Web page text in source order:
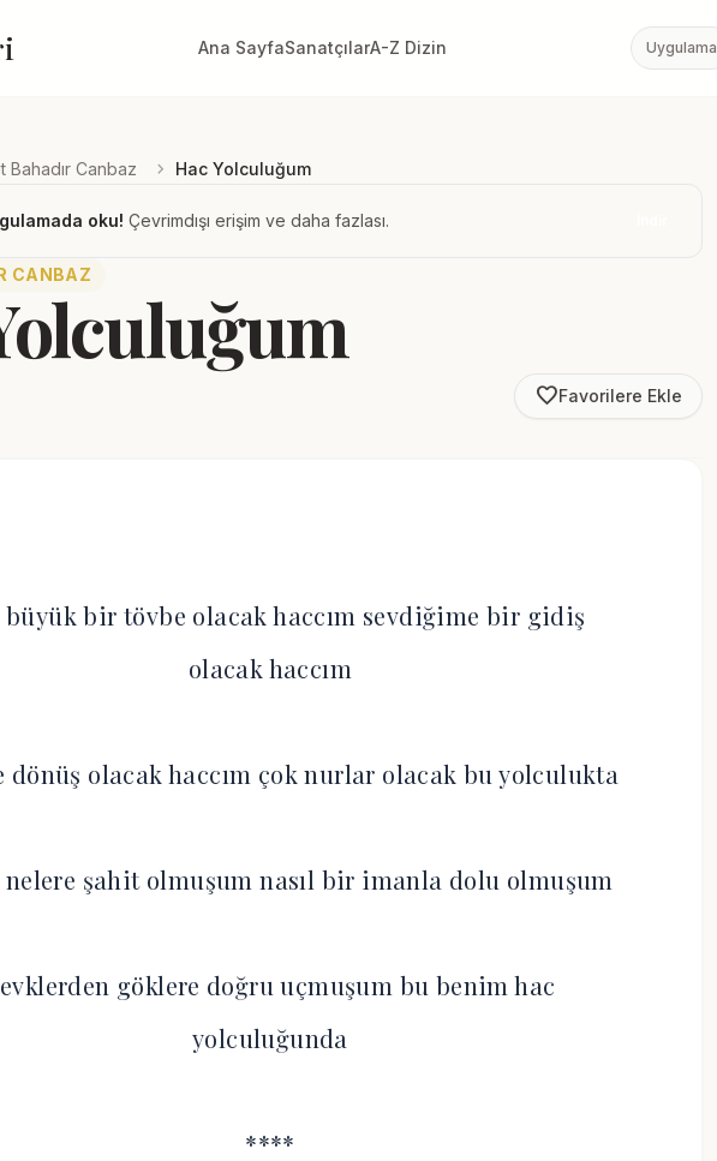
Ana SayfaSanatçılarA-Z Dizin Uygulama
Bahadır Canbaz chevron_right Hac Yolculuğum
oku! Çevrimdışı erişim ve daha fazlası.
CANBAZ
favorite_borderFavorilere Ekle
büyük bir tövbe olacak haccım sevdiğime bir gidiş
olacak haccım
dönüş olacak haccım çok nurlar olacak bu yolculukta
nelere şahit olmuşum nasıl bir imanla dolu olmuşum
göklere doğru uçmuşum bu benim hac
yolculuğunda
****